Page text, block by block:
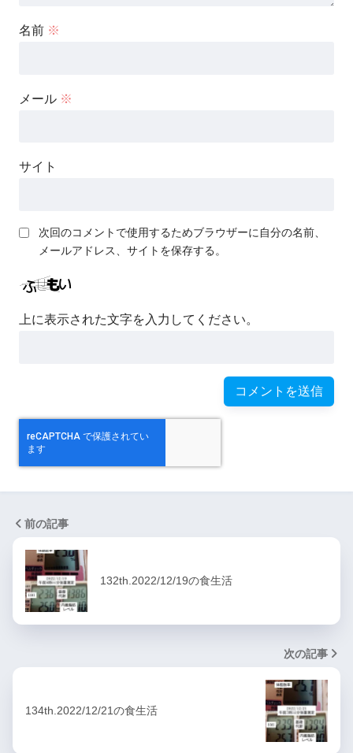
名前 ※
メール ※
サイト
次回のコメントで使用するためブラウザーに自分の名前、
メールアドレス、サイトを保存する。
上に表示された文字を入力してください。
前の記事
132th.2022/12/19の食生活
次の記事
134th.2022/12/21の食生活